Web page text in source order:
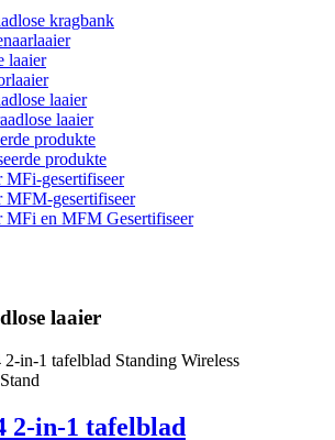
kragbank
laaier
laaier
laaier
produkte
produkte
MFi-gesertifiseer
MFM-gesertifiseer
MFi en MFM Gesertifiseer
laaier
2-in-1 tafelblad